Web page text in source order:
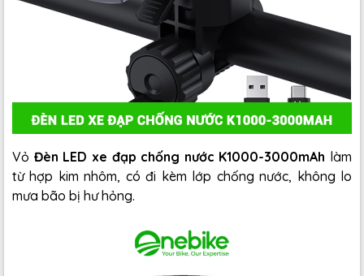
Vỏ Đèn LED xe đạp chống nước K1000-3000mAh làm
từ hợp kim nhôm, có đi kèm lớp chống nước, không lo
mưa bão bị hư hỏng.